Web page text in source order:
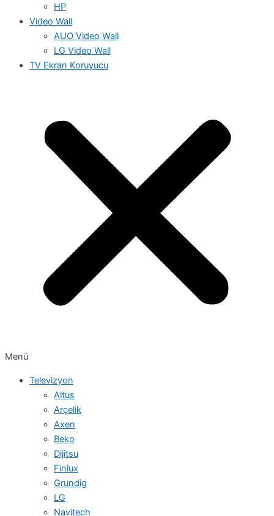
HP
Video Wall
AUO Video Wall
LG Video Wall
TV Ekran Koruyucu
Menü
Televizyon
Altus
Arçelik
Axen
Beko
Dijitsu
Finlux
Grundig
LG
Navitech